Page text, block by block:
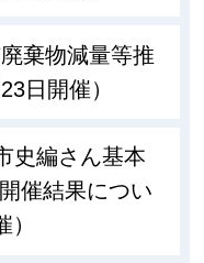
棄物減量等推
日開催）
史編さん基本
催結果につい